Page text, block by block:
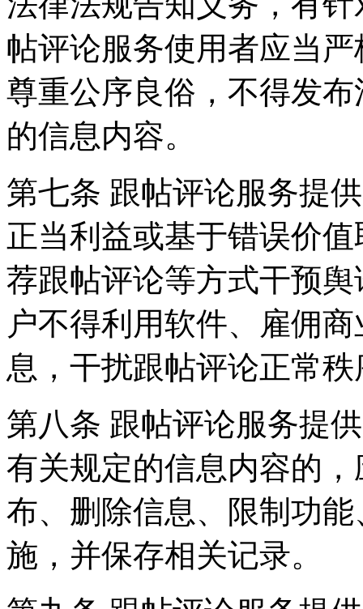
帖评论服务使用者应当
尊重公序良俗，不得发
的信息内容。
第七条 跟帖评论服务提
正当利益或基于错误价
荐跟帖评论等方式干预
户不得利用软件、雇佣
息，干扰跟帖评论正常
第八条 跟帖评论服务提
有关规定的信息内容的
布、删除信息、限制功
施，并保存相关记录。